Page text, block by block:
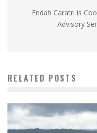
Endah Caratri is
Advisory
RELATED POSTS